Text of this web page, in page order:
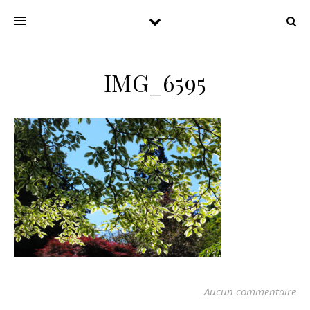
IMG_6595
Aucun commentaire